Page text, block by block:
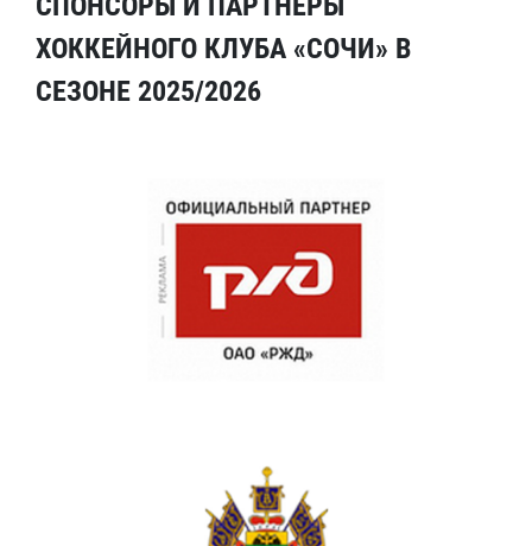
ХОККЕЙНОГО КЛУБА «СОЧИ» В
СЕЗОНЕ 2025/2026